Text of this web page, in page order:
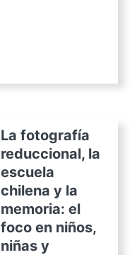
La fotografía
reduccional, la
escuela
chilena y la
memoria: el
foco en niños,
niñas y